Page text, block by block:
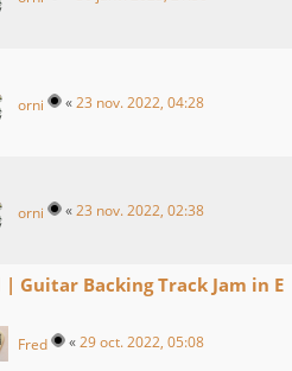
orni «23 nov. 2022, 04:28
orni «23 nov. 2022, 02:38
Guitar Backing Track Jam in E
Fred «29 oct. 2022, 05:08